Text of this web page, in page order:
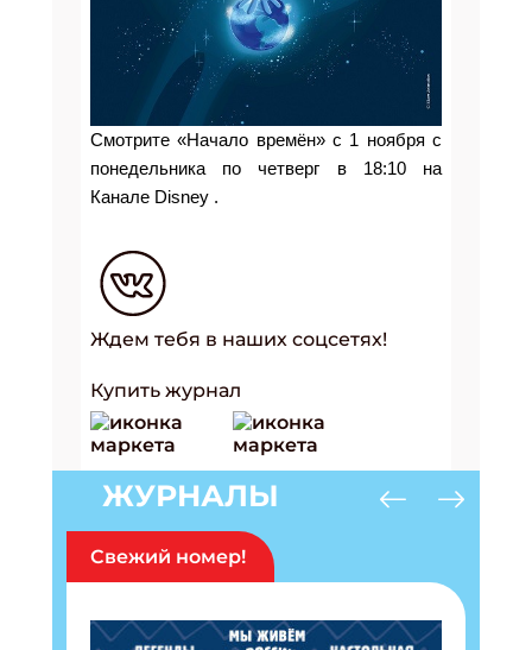
Смотрите «Начало времён» с 1 ноября с
понедельника по четверг в 18:10 на
Канале Disney .
Ждем тебя в наших соцсетях!
Купить журнал
ЖУРНАЛЫ
Свежий номер!